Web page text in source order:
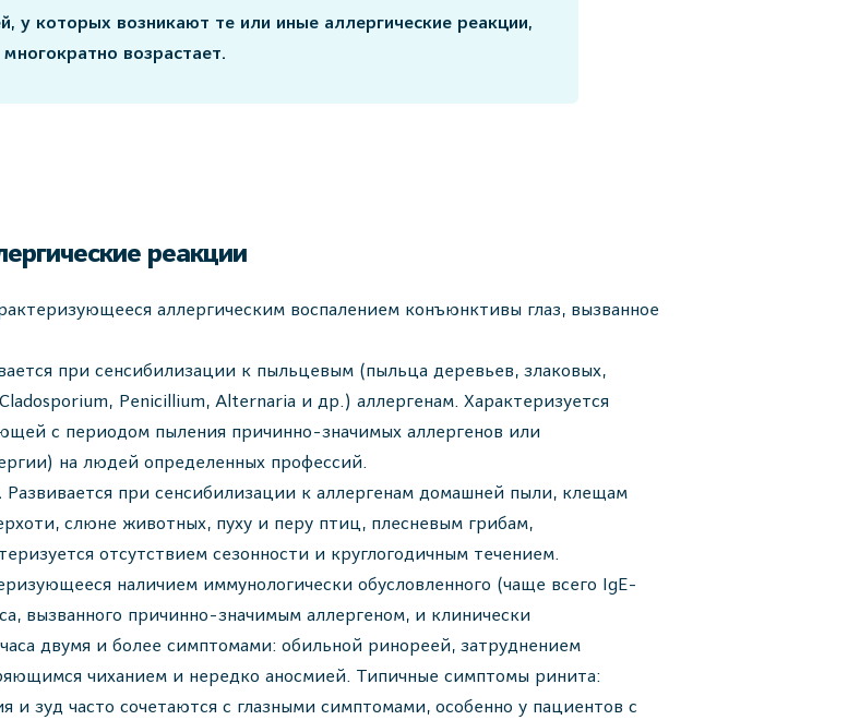
которых возникают те или иные аллергические реакции,
многократно возрастает.
реакции
аллергическим воспалением конъюнктивы глаз, вызванное
при сенсибилизации к пыльцевым (пыльца деревьев, злаковых,
Penicillium, Alternaria и др.) аллергенам. Характеризуется
с периодом пыления причинно-значимых аллергенов или
на людей определенных профессий.
Развивается при сенсибилизации к аллергенам домашней пыли, клещам
слюне животных, пуху и перу птиц, плесневым грибам,
отсутствием сезонности и круглогодичным течением.
наличием иммунологически обусловленного (чаще всего IgE-
вызванного причинно-значимым аллергеном, и клинически
двумя и более симптомами: обильной ринореей, затруднением
чиханием и нередко аносмией. Типичные симптомы ринита:
и зуд часто сочетаются с глазными симптомами, особенно у пациентов с